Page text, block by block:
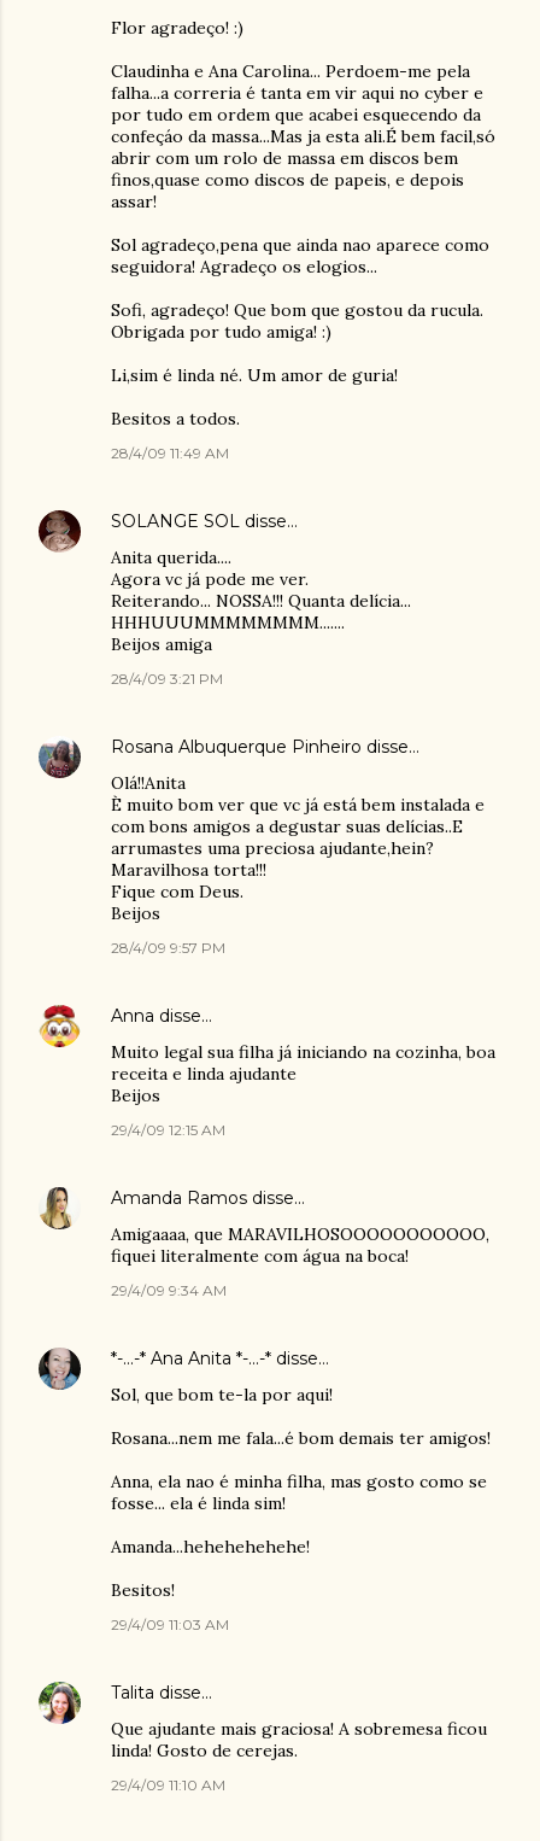
Flor agradeço! :)
Claudinha e Ana Carolina... Perdoem-me pela
falha...a correria é tanta em vir aqui no cyber e
por tudo em ordem que acabei esquecendo da
confeçáo da massa...Mas ja esta ali.É bem facil,só
abrir com um rolo de massa em discos bem
finos,quase como discos de papeis, e depois
assar!
Sol agradeço,pena que ainda nao aparece como
seguidora! Agradeço os elogios...
Sofi, agradeço! Que bom que gostou da rucula.
Obrigada por tudo amiga! :)
Li,sim é linda né. Um amor de guria!
Besitos a todos.
28/4/09 11:49 AM
SOLANGE SOL disse…
Anita querida....
Agora vc já pode me ver.
Reiterando... NOSSA!!! Quanta delícia...
HHHUUUMMMMMMMM.......
Beijos amiga
28/4/09 3:21 PM
Rosana Albuquerque Pinheiro disse…
Olá!!Anita
È muito bom ver que vc já está bem instalada e
com bons amigos a degustar suas delícias..E
arrumastes uma preciosa ajudante,hein?
Maravilhosa torta!!!
Fique com Deus.
Beijos
28/4/09 9:57 PM
Anna disse…
Muito legal sua filha já iniciando na cozinha, boa
receita e linda ajudante
Beijos
29/4/09 12:15 AM
Amanda Ramos disse…
Amigaaaa, que MARAVILHOSOOOOOOOOOOO,
fiquei literalmente com água na boca!
29/4/09 9:34 AM
*-...-* Ana Anita *-...-* disse…
Sol, que bom te-la por aqui!
Rosana...nem me fala...é bom demais ter amigos!
Anna, ela nao é minha filha, mas gosto como se
fosse... ela é linda sim!
Amanda...hehehehehehe!
Besitos!
29/4/09 11:03 AM
Talita disse…
Que ajudante mais graciosa! A sobremesa ficou
linda! Gosto de cerejas.
29/4/09 11:10 AM